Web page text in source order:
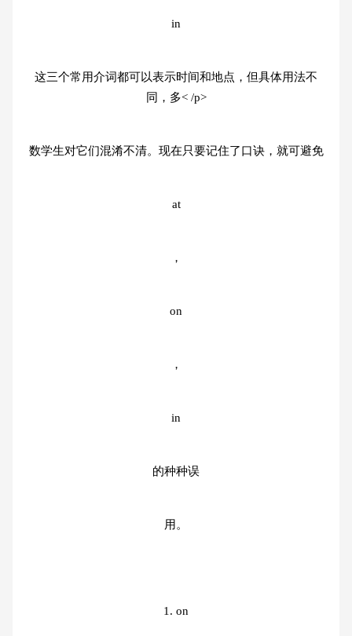
in
这三个常用介词都可以表示时间和地点，但具体用法不
同，多< /p>
数学生对它们混淆不清。现在只要记住了口诀，就可避免
at
，
on
，
in
的种种误
用。
1. on